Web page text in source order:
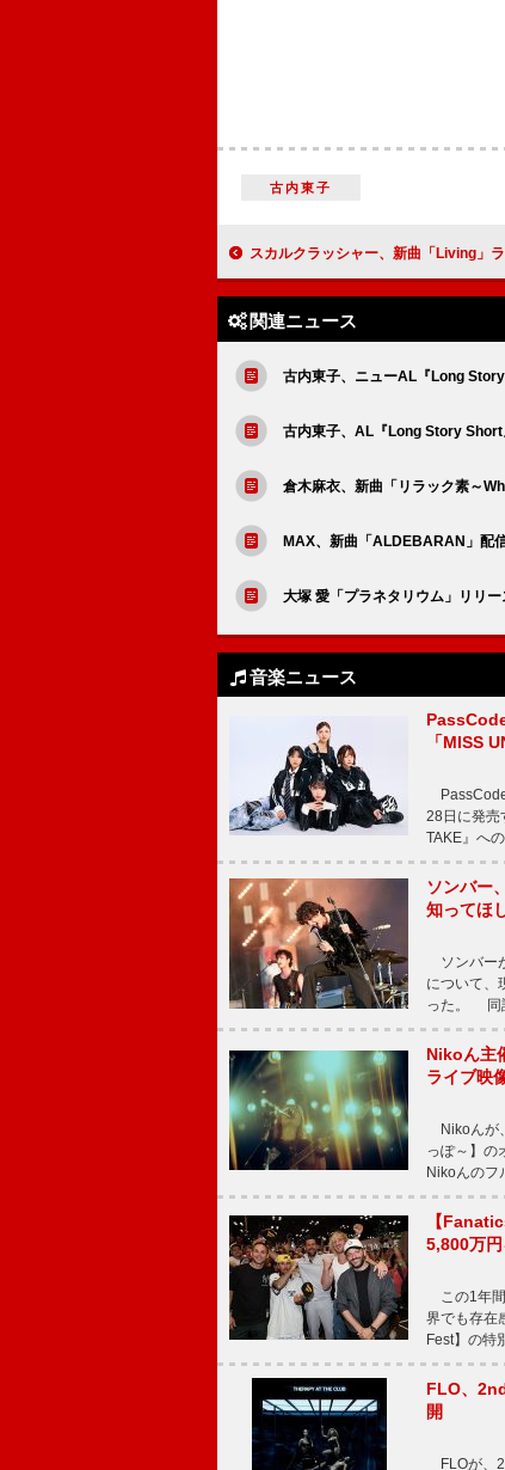
古内東子
スカルクラッシャー、新曲「Living」
関連ニュース
古内東子、ニューAL『Long
古内東子、AL『Long Story Short
倉木麻衣、新曲「リラック素～
MAX、新曲「ALDEBARAN」配
大塚 愛「プラネタリウム」リリ
音楽ニュース
「MISS
28日に発
TAKE』へ
ソンバー
知ってほ
ソンバー
について、
った。 同
Nikoん主
ライブ映
Nikoんが
っぽ～】の
Nikoんの
【
5,800万
この1年間
界でも存在
Fest】の特
FLO、
開
FLOが、